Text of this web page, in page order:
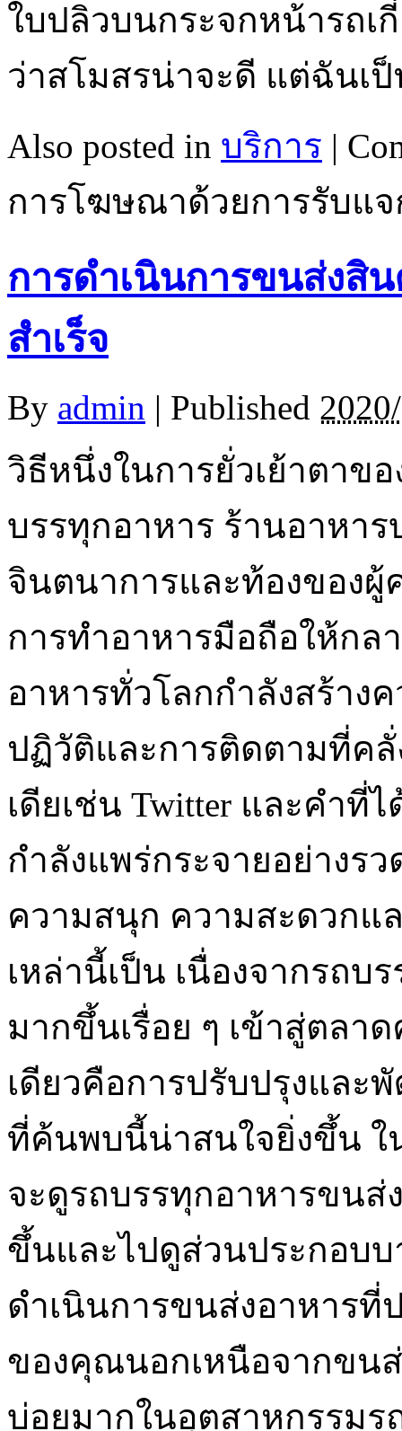
ใบปลิวบนกระจกหน้ารถเ
ว่าสโมสรน่าจะดี แต่ฉันเ
Also posted in บริการ |
การโฆษณาด้วยการรับแจ
การดำเนินการขนส่งสิ
สำเร็จ
By admin | Published
วิธีหนึ่งในการยั่วเย้าตาขอ
บรรทุกอาหาร ร้านอาหา
จินตนาการและท้องของ
การทำอาหารมือถือให้กล
อาหารทั่วโลกกำลังสร้าง
ปฏิวัติและการติดตามที่คลั่
เดียเช่น Twitter และคำที่
กำลังแพร่กระจายอย่างร
ความสนุก ความสะดวกแ
เหล่านี้เป็น เนื่องจากรถ
มากขึ้นเรื่อย ๆ เข้าสู่ตลา
เดียวคือการปรับปรุงแล
ที่ค้นพบนี้น่าสนใจยิ่งขึ้น ใ
จะดูรถบรรทุกอาหารขน
ขึ้นและไปดูส่วนประกอบบ
ดำเนินการขนส่งอาหารที่
ของคุณนอกเหนือจากขน
บ่อยมากในอุตสาหกรรมร